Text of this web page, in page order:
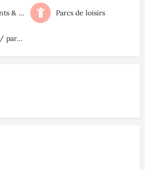
Activités enfants & familles Parcs de loisirs
Aires de jeux / parcs publics